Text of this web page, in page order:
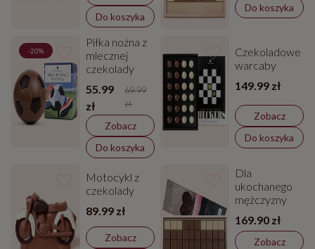
Do koszyka
Do koszyka
-20%
Piłka nożna z
mlecznej
czekolady
55.99
zł
69.99
zł
Zobacz
Do koszyka
Czekoladowe
warcaby
149.99 zł
Zobacz
Do koszyka
Motocykl z
czekolady
89.99 zł
Zobacz
Dla
ukochanego
mężczyzny
169.90 zł
Zobacz